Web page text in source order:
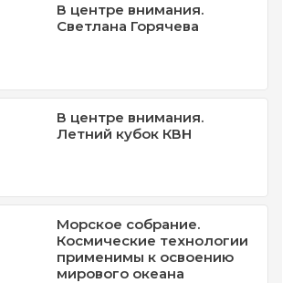
В центре внимания.
Светлана Горячева
В центре внимания.
Летний кубок КВН
Морское собрание.
Космические технологии
применимы к освоению
мирового океана